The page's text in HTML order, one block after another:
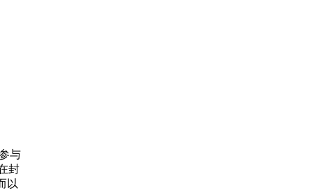
与
封
以